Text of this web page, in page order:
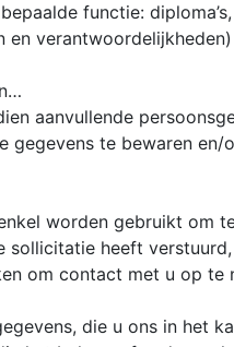
functie:
en verantwoordelijkheden)
aanvullende
te bewaren
worden gebruikt om
heeft
om contact met u op te
die u ons in het